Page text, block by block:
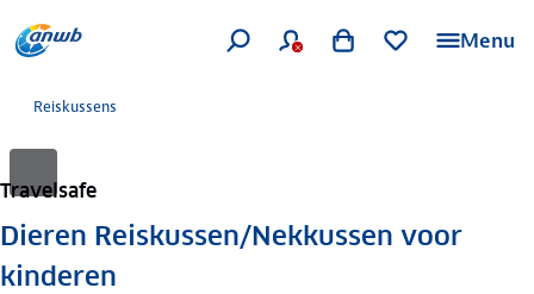
Menu
Reiskussens
Travelsafe
Dieren Reiskussen/Nekkussen voor
kinderen